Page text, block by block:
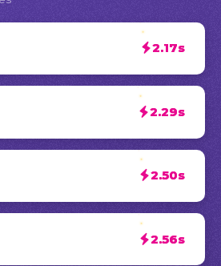
2.17s
2.29s
2.50s
2.56s